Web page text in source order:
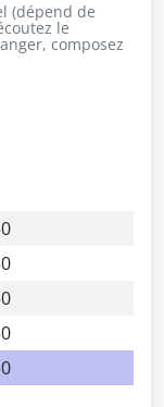
(dépend de
le
composez